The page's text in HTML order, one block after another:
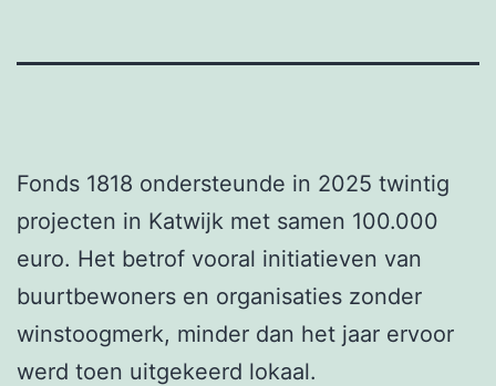
Fonds 1818 ondersteunde in 2025 twintig
projecten in Katwijk met samen 100.000
euro. Het betrof vooral initiatieven van
buurtbewoners en organisaties zonder
winstoogmerk, minder dan het jaar ervoor
werd toen uitgekeerd lokaal.